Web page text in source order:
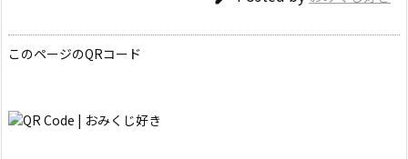
このページのQRコード